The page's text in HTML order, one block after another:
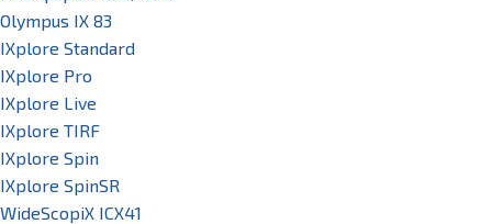
Olympus IX 83
IXplore Standard
IXplore Pro
IXplore Live
IXplore TIRF
IXplore Spin
IXplore SpinSR
WideScopiX ICX41